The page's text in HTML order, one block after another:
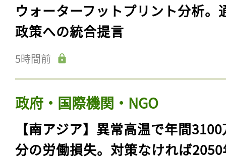
ウォーターフットプリント分析。
政策への統合提言
5時間前
政府・国際機関・NGO
【南アジア】異常高温で年間
分の労働損失。対策なければ